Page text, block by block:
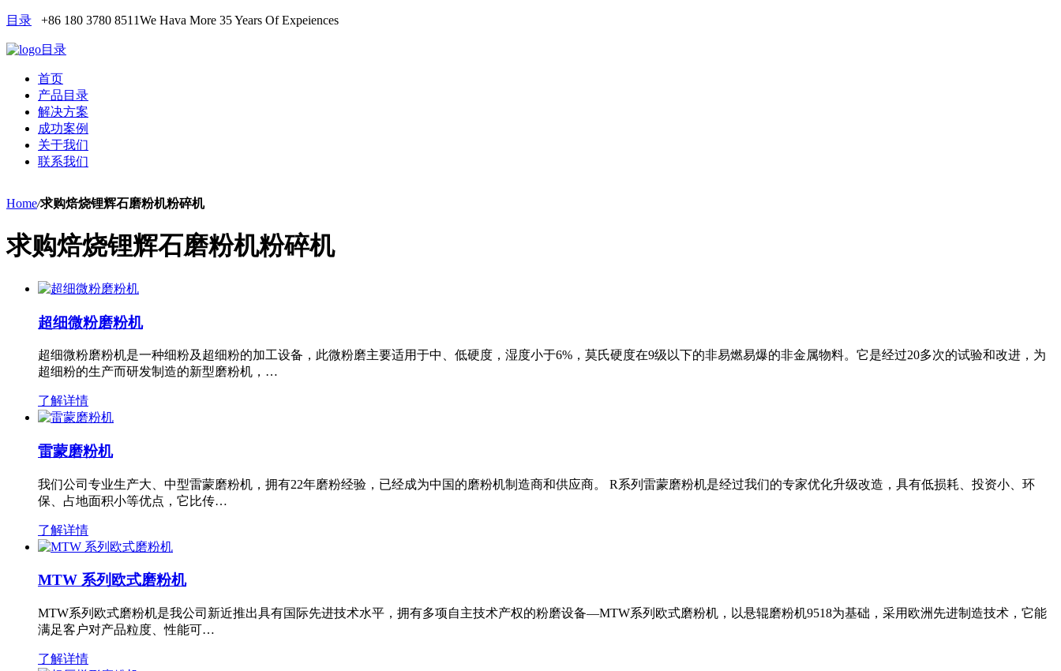
目录 +86 180 3780 8511We Hava More 35 Years Of Expeiences
目录
首页
产品目录
解决方案
成功案例
关于我们
联系我们
Home/求购焙烧锂辉石磨粉机粉碎机
求购焙烧锂辉石磨粉机粉碎机
超细微粉磨粉机
超细微粉磨粉机是一种细粉及超细粉的加工设备，此微粉磨主要适用于中、低硬度，湿度小于6%，莫氏硬度在9级以下的非易燃易爆的非金属物料。它是经过20多次的试验和改进，为
超细粉的生产而研发制造的新型磨粉机，…
了解详情
雷蒙磨粉机
我们公司专业生产大、中型雷蒙磨粉机，拥有22年磨粉经验，已经成为中国的磨粉机制造商和供应商。 R系列雷蒙磨粉机是经过我们的专家优化升级改造，具有低损耗、投资小、环
保、占地面积小等优点，它比传…
了解详情
MTW 系列欧式磨粉机
MTW系列欧式磨粉机是我公司新近推出具有国际先进技术水平，拥有多项自主技术产权的粉磨设备—MTW系列欧式磨粉机，以悬辊磨粉机9518为基础，采用欧洲先进制造技术，它能
满足客户对产品粒度、性能可…
了解详情